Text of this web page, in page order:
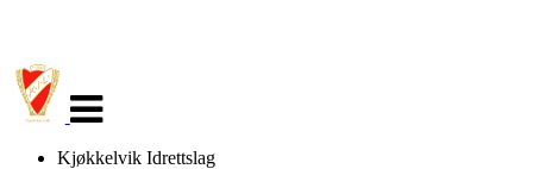
navigasjon
Kjøkkelvik Idrettslag